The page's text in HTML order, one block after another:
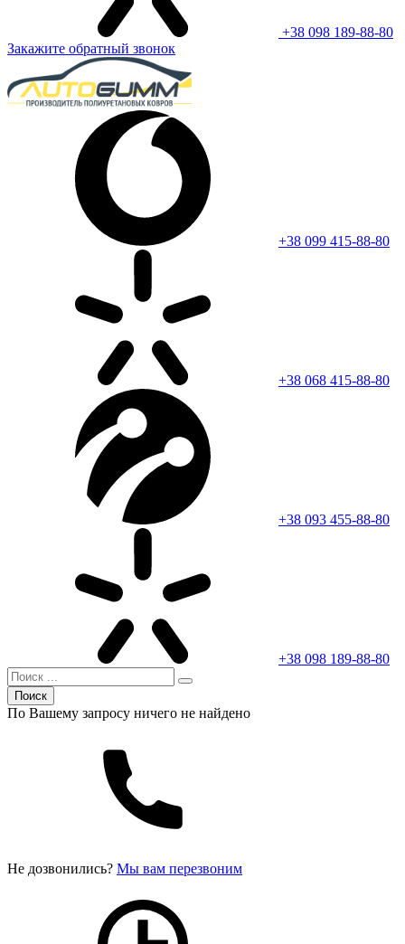
+38 098 189-88-80
Закажите обратный звонок
+38 099 415-88-80
+38 068 415-88-80
+38 093 455-88-80
+38 098 189-88-80
Поиск
По Вашему запросу ничего не найдено
Не дозвонились? Мы вам перезвоним